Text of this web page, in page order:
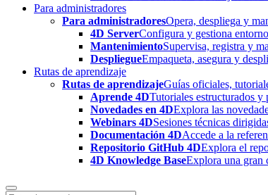
Para administradores
Para administradoresOpera, despliega y
4D ServerConfigura y gestiona
MantenimientoSupervisa, registra y
DespliegueEmpaqueta, asegura y
Rutas de aprendizaje
Rutas de aprendizajeGuías oficiales,
Aprende 4DTutoriales estructurados y
Novedades en 4DExplora las
Webinars 4DSesiones técnicas
Documentación 4DAccede a la
Repositorio GitHub 4DExplora el
4D Knowledge BaseExplora una gran